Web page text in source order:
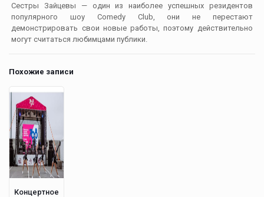
Сестры Зайцевы — один из наиболее успешных резидентов
популярного шоу Comedy Club, они не перестают
демонстрировать свои новые работы, поэтому действительно
могут считаться любимцами публики.
Похожие записи
Концертное